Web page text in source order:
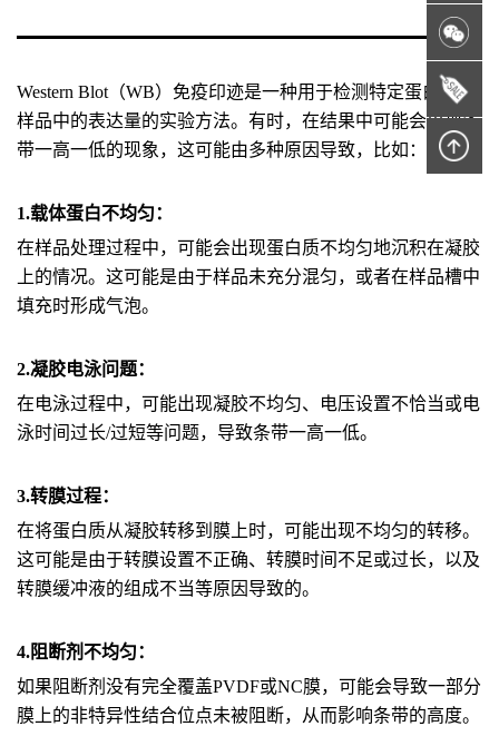
Western Blot（WB）免疫印迹是一种用于检测特定蛋白质在
样品中的表达量的实验方法。有时，在结果中可能会出现条
带一高一低的现象，这可能由多种原因导致，比如：
1.载体蛋白不均匀：
在样品处理过程中，可能会出现蛋白质不均匀地沉积在凝胶
上的情况。这可能是由于样品未充分混匀，或者在样品槽中
填充时形成气泡。
2.凝胶电泳问题：
在电泳过程中，可能出现凝胶不均匀、电压设置不恰当或电
泳时间过长/过短等问题，导致条带一高一低。
3.转膜过程：
在将蛋白质从凝胶转移到膜上时，可能出现不均匀的转移。
这可能是由于转膜设置不正确、转膜时间不足或过长，以及
转膜缓冲液的组成不当等原因导致的。
4.阻断剂不均匀：
如果阻断剂没有完全覆盖PVDF或NC膜，可能会导致一部分
膜上的非特异性结合位点未被阻断，从而影响条带的高度。